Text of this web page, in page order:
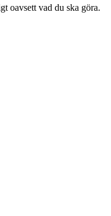
oavsett vad du ska göra.